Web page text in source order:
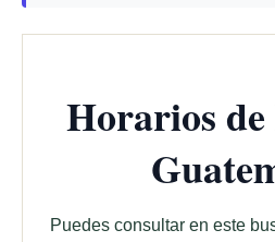
Horarios de
Puedes consultar en este